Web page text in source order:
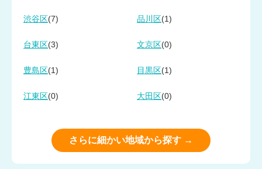
渋谷区 (7) 品川区 (1)
台東区 (3) 文京区 (0)
豊島区 (1) 目黒区 (1)
江東区 (0) 大田区 (0)
さらに細かい地域から探す →